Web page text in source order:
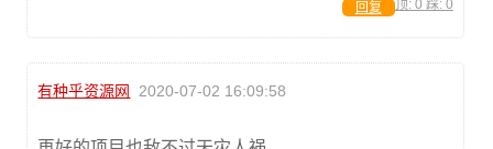
顶: 0 踩: 0
回复
有种乎资源网 2020-07-02 16:09:58